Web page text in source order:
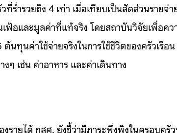
ร่ำรวยถึง 4 เท่า เมื่อเทียบเป็นสัดส่วนรายจ่า
ฟ้อและมูลค่าที่แท้จริง โดยสถาบันวิจัยเพื่อคว
ทุนค่าใช้จ่ายจริงในการใช้ชีวิตของครัวเรือ
ๆ เช่น ค่าอาหาร และค่าเดินทาง
รายได้ กสศ. ยังชี้ว่ามีภาระพึ่งพิงในครอบครั